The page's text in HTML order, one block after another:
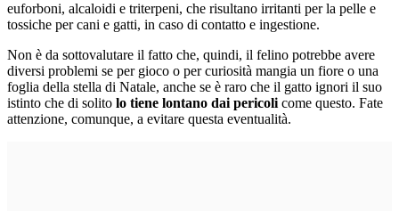
euforboni, alcaloidi e triterpeni, che risultano irritanti per la pelle e
tossiche per cani e gatti, in caso di contatto e ingestione.
Non è da sottovalutare il fatto che, quindi, il felino potrebbe avere
diversi problemi se per gioco o per curiosità mangia un fiore o una
foglia della stella di Natale, anche se è raro che il gatto ignori il suo
istinto che di solito lo tiene lontano dai pericoli come questo. Fate
attenzione, comunque, a evitare questa eventualità.